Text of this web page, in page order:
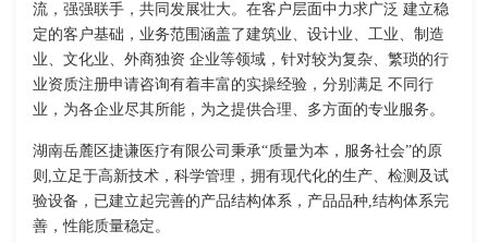
流，强强联手，共同发展壮大。在客户层面中力求广泛 建立稳
定的客户基础，业务范围涵盖了建筑业、设计业、工业、制造
业、文化业、外商独资 企业等领域，针对较为复杂、繁琐的行
业资质注册申请咨询有着丰富的实操经验，分别满足 不同行
业，为各企业尽其所能，为之提供合理、多方面的专业服务。
湖南岳麓区捷谦医疗有限公司秉承“质量为本，服务社会”的原
则,立足于高新技术，科学管理，拥有现代化的生产、检测及试
验设备，已建立起完善的产品结构体系，产品品种,结构体系完
善，性能质量稳定。